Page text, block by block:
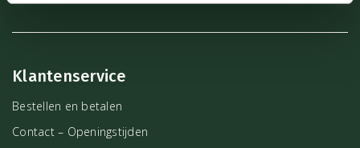
Klantenservice
Bestellen en betalen
Contact – Openingstijden